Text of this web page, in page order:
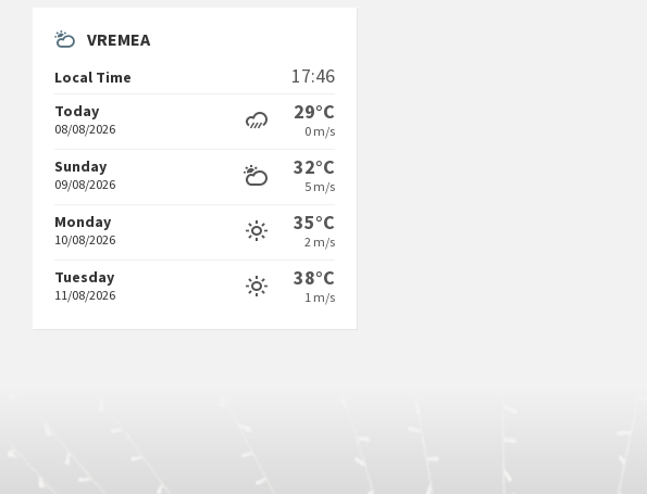
VREMEA
Local Time 17:46
Today
08/08/2026
29°C
0 m/s
Sunday
09/08/2026
32°C
5 m/s
Monday
10/08/2026
35°C
2 m/s
Tuesday
11/08/2026
38°C
1 m/s